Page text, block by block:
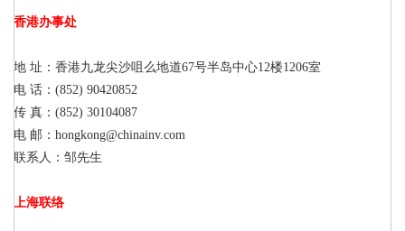
香港办事处
地 址：香港九龙尖沙咀么地道67号半岛中心12楼1206室
电 话：(852) 90420852
传 真：(852) 30104087
电 邮：hongkong@chinainv.com
联系人：邹先生
上海联络